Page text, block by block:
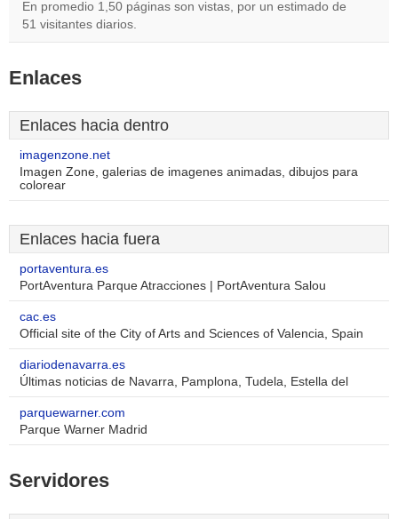
En promedio 1,50 páginas son vistas, por un estimado de
51 visitantes diarios.
Enlaces
Enlaces hacia dentro
imagenzone.net
Imagen Zone, galerias de imagenes animadas, dibujos para
colorear
Enlaces hacia fuera
portaventura.es
PortAventura Parque Atracciones | PortAventura Salou
cac.es
Official site of the City of Arts and Sciences of Valencia, Spain
diariodenavarra.es
Últimas noticias de Navarra, Pamplona, Tudela, Estella del
parquewarner.com
Parque Warner Madrid
Servidores